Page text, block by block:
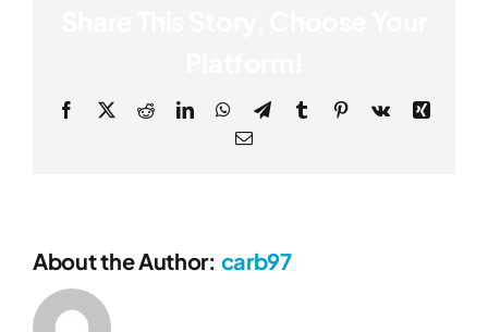
Facebook
X RedditLinkedInWhatsApp
TelegramTumblr Pinterest
Vk
Xing
E-
About the Author: carb97